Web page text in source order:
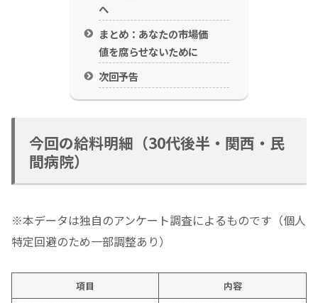
へ
まとめ：あなたの市場価
値を腐らせないために
次回予告
今回の給料明細（30代後半・関西・民
間病院）
※本データは独自のアンケート調査によるものです（個人
特定回避のため一部調整あり）
項目
内容